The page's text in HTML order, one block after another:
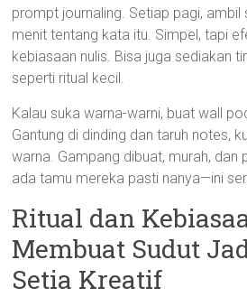
prompt journaling. Setiap pagi, ambil
menit tentang kata itu. Simpel, tapi
kebiasaan nulis. Bisa juga sediakan
seperti ritual kecil.
Kalau suka warna-warni, buat wall
Gantung di dinding dan taruh notes,
warna. Gampang dibuat, murah, dan
ada tamu mereka pasti nanya—ini
Ritual dan
Membuat Sudut
Setia Kreatif